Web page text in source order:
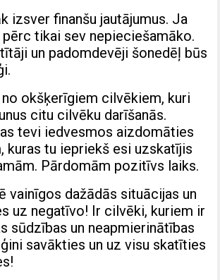
izsver finanšu jautājumus. Ja
pērc tikai sev nepieciešamāko.
un padomdevēji šonedēļ būs
okšķerīgiem cilvēkiem, kuri
citu cilvēku darīšanās.
tevi iedvesmos aizdomāties
kuras tu iepriekš esi uzskatījis
Pārdomām pozitīvs laiks.
vainīgos dažādās situācijas un
uz negatīvo! Ir cilvēki, kuriem ir
sūdzības un neapmierinātības
savākties un uz visu skatīties